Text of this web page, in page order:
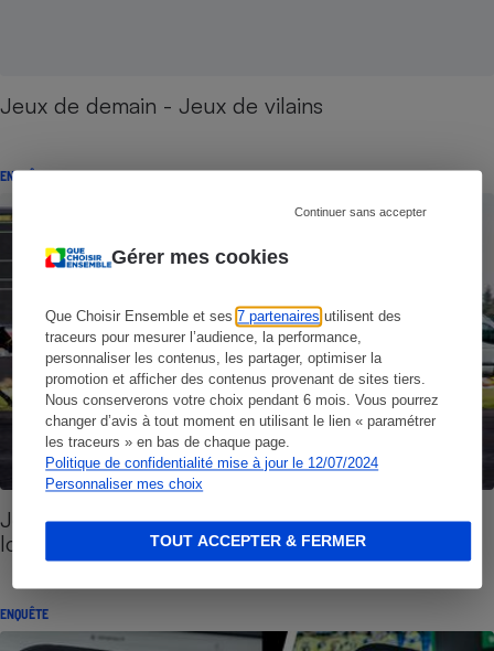
Gérer mes cookies
Que Choisir Ensemble et ses7 partenaires utilisent des
traceurs pour mesurer l’audience, la performance,
personnaliser les contenus, les partager, optimiser la
promotion et afficher des contenus provenant de sites tiers.
Nous conserverons votre choix pendant 6 mois. Vous pourrez
changer d’avis à tout moment en utilisant le lien « paramétrer
les traceurs » en bas de chaque page.
Politique de confidentialité mise à jour le 12/07/2024
Personnaliser mes choix
Continuer sans accepter
TOUT ACCEPTER & FERMER
Jeux de demain - Jeux de vilains
ENQUÊTE
Jeux d’argent et de hasard - L’État rafle le gros
lot
ENQUÊTE